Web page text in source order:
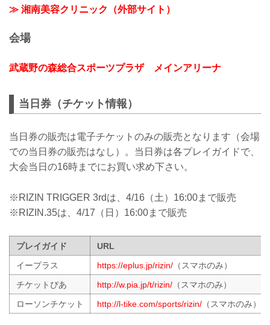
≫ 湘南美容クリニック（外部サイト）
会場
武蔵野の森総合スポーツプラザ メインアリーナ
当日券（チケット情報）
当日券の販売は電子チケットのみの販売となります（会場
での当日券の販売はなし）。当日券は各プレイガイドで、
大会当日の16時までにお買い求め下さい。
※RIZIN TRIGGER 3rdは、4/16（土）16:00まで販売
※RIZIN.35は、4/17（日）16:00まで販売
プレイガイド
URL
イープラス
https://eplus.jp/rizin/（スマホのみ）
チケットぴあ
http://w.pia.jp/t/rizin/（スマホのみ）
ローソンチケット
http://l-tike.com/sports/rizin/（スマホのみ）